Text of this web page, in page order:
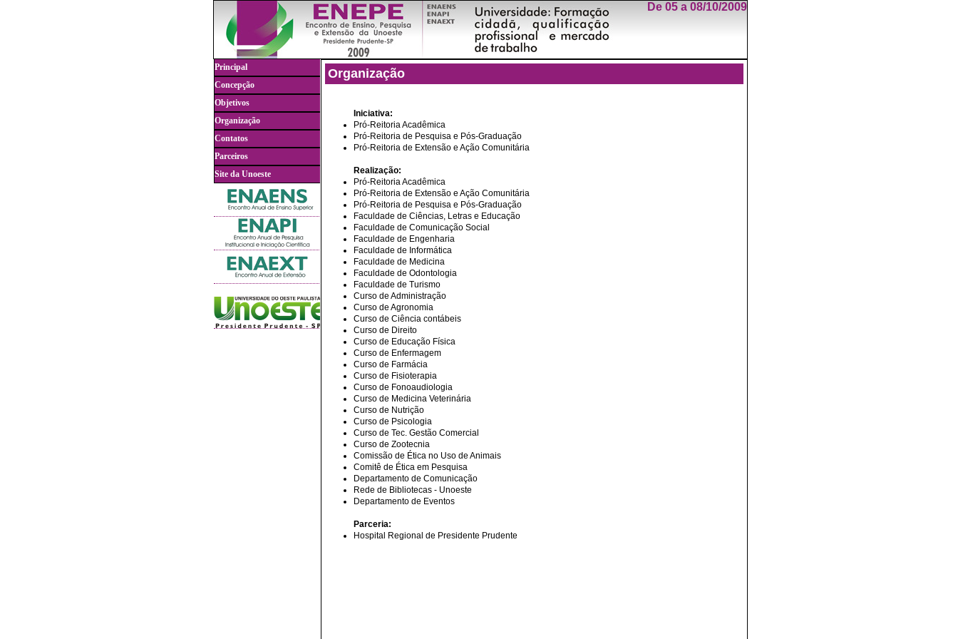
De 05 a 08/10/2009
Organização
Iniciativa:
Pró-Reitoria Acadêmica
Pró-Reitoria de Pesquisa e Pós-Graduação
Pró-Reitoria de Extensão e Ação Comunitária
Realização:
Pró-Reitoria Acadêmica
Pró-Reitoria de Extensão e Ação Comunitária
Pró-Reitoria de Pesquisa e Pós-Graduação
Faculdade de Ciências, Letras e Educação
Faculdade de Comunicação Social
Faculdade de Engenharia
Faculdade de Informática
Faculdade de Medicina
Faculdade de Odontologia
Faculdade de Turismo
Curso de Administração
Curso de Agronomia
Curso de Ciência contábeis
Curso de Direito
Curso de Educação Física
Curso de Enfermagem
Curso de Farmácia
Curso de Fisioterapia
Curso de Fonoaudiologia
Curso de Medicina Veterinária
Curso de Nutrição
Curso de Psicologia
Curso de Tec. Gestão Comercial
Curso de Zootecnia
Comissão de Ética no Uso de Animais
Comitê de Ética em Pesquisa
Departamento de Comunicação
Rede de Bibliotecas - Unoeste
Departamento de Eventos
Parceria:
Hospital Regional de Presidente Prudente